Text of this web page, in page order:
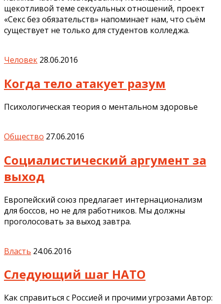
щекотливой теме сексуальных отношений, проект
«Секс без обязательств» напоминает нам, что съём
существует не только для студентов колледжа.
Человек 28.06.2016
Когда тело атакует разум
Психологическая теория о ментальном здоровье
Общество 27.06.2016
Социалистический аргумент за
выход
Европейский союз предлагает интернационализм
для боссов, но не для работников. Мы должны
проголосовать за выход завтра.
Власть 24.06.2016
Следующий шаг НАТО
Как справиться с Россией и прочими угрозами Автор: